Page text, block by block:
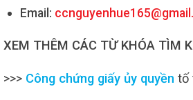
Email:
XEM THÊM CÁC TỪ KHÓA TÌM
>>> Công chứng giấy ủy quyền tố